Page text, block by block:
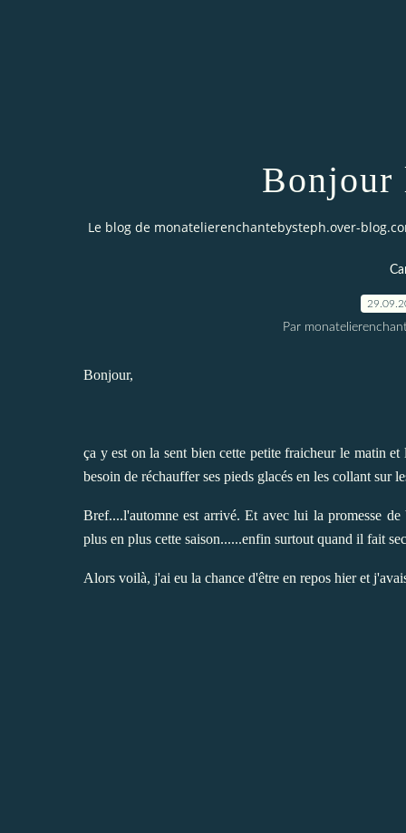
Bonjour
Le blog de monatelierenchantebysteph.over-
Par
Bonjour,
ça y est on la sent bien cette petite fraicheur le matin
besoin de réchauffer ses pieds glacés en les collant sur
Bref....l'automne est arrivé. Et avec lui la promesse
plus en plus cette saison......enfin surtout quand il fait
Alors voilà, j'ai eu la chance d'être en repos hier et